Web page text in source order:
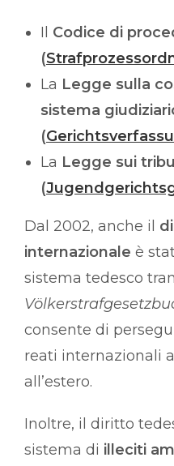
Il Codice di
(
La Legge sulla
sistema
(
La Legge sui
(
Dal 2002, anche il
internazionale è
sistema tedesco
consente di
reati internazionali
all’estero.
Inoltre, il diritto
sistema di illeciti